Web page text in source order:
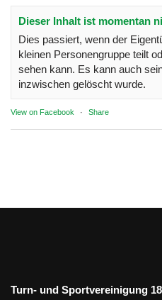
Dieser Inhalt ist momentan
Dies passiert, wenn der
kleinen Personengruppe teilt
sehen kann. Es kann auch
inzwischen gelöscht wurde.
View on Facebook · Share
Turn- und Sportvereinigung